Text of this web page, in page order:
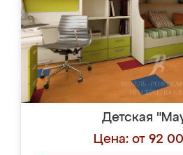
Детская
Цена: от 92